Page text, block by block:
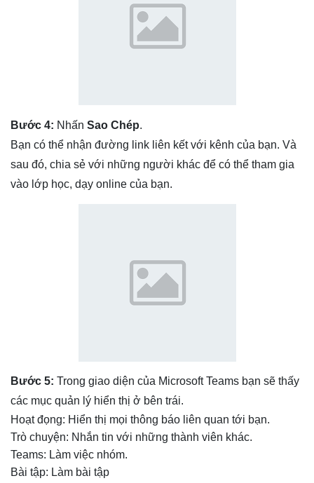
Bước 4: Nhấn Sao Chép.
Bạn có thể nhận đường link liên kết với kênh của bạn. Và
sau đó, chia sẻ với những người khác để có thể tham gia
vào lớp học, dạy online của bạn.
Bước 5: Trong giao diện của Microsoft Teams bạn sẽ thấy
các mục quản lý hiển thị ở bên trái.
Hoạt đọng: Hiển thị mọi thông báo liên quan tới bạn.
Trò chuyện: Nhắn tin với những thành viên khác.
Teams: Làm việc nhóm.
Bài tập: Làm bài tập